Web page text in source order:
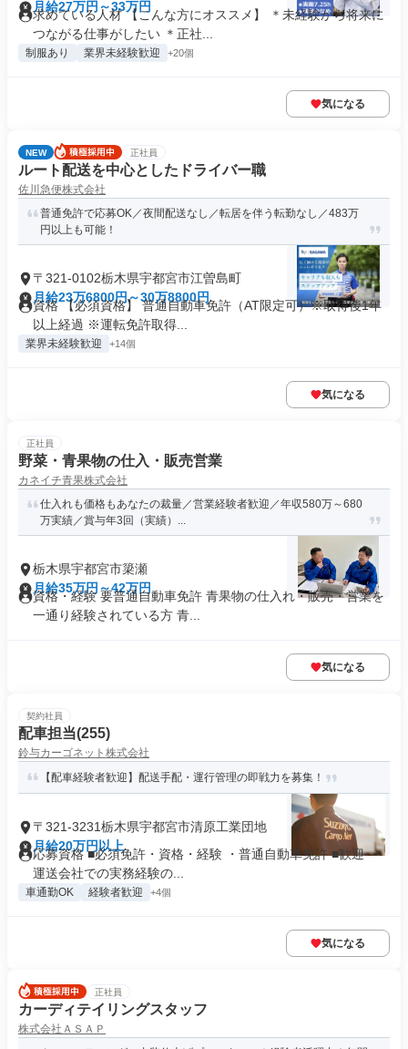
月給27万円～33万円
求めている人材 【こんな方にオススメ】 ＊未経験から将来に
つながる仕事がしたい ＊正社...
制服あり 業界未経験歓迎 +20個
気になる
NEW 正社員
ルート配送を中心としたドライバー職
佐川急便株式会社
普通免許で応募OK／夜間配送なし／転居を伴う転勤なし／483万
円以上も可能！
〒321-0102栃木県宇都宮市江曽島町
月給23万6800円～30万8800円
資格 【必須資格】 普通自動車免許（AT限定可）※取得後1年
以上経過 ※運転免許取得...
業界未経験歓迎 +14個
気になる
正社員
野菜・青果物の仕入・販売営業
カネイチ青果株式会社
仕入れも価格もあなたの裁量／営業経験者歓迎／年収580万～680
万実績／賞与年3回（実績）...
栃木県宇都宮市簗瀬
月給35万円～42万円
資格・経験 要普通自動車免許 青果物の仕入れ・販売・営業を
一通り経験されている方 青...
気になる
契約社員
配車担当(255)
鈴与カーゴネット株式会社
【配車経験者歓迎】配送手配・運行管理の即戦力を募集！
〒321-3231栃木県宇都宮市清原工業団地
月給20万円以上
応募資格 ■必須免許・資格・経験 ・普通自動車免許 ■歓迎 ・
運送会社での実務経験の...
車通勤OK 経験者歓迎 +4個
気になる
正社員
カーディテイリングスタッフ
株式会社ＡＳＡＰ